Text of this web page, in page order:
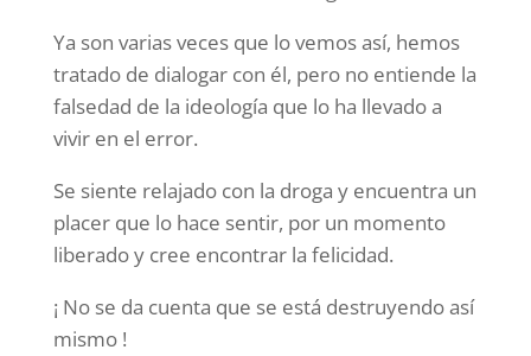
Ya son varias veces que lo vemos así, hemos
tratado de dialogar con él, pero no entiende la
falsedad de la ideología que lo ha llevado a
vivir en el error.
Se siente relajado con la droga y encuentra un
placer que lo hace sentir, por un momento
liberado y cree encontrar la felicidad.
¡ No se da cuenta que se está destruyendo así
mismo !